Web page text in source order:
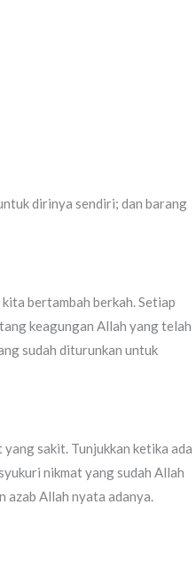
dirinya sendiri; dan barang
bertambah berkah. Setiap
keagungan Allah yang telah
sudah diturunkan untuk
sakit. Tunjukkan ketika ada
nikmat yang sudah Allah
azab Allah nyata adanya.